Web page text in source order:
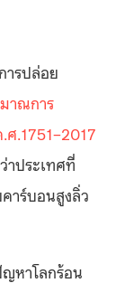
ารปล่อย
าณการ
.1751–2017
าประเทศที่
าร์บอนสูงลิ่ว
หาโลกร้อน